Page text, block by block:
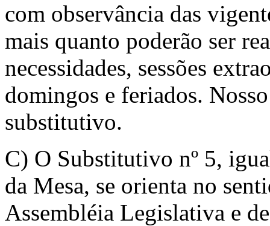
com observância das
mais quanto poderão ser
necessidades, sessões
domingos e feriados.
substitutivo.
C) O Substitutivo nº 5,
da Mesa, se orienta no
Assembléia Legislativa e